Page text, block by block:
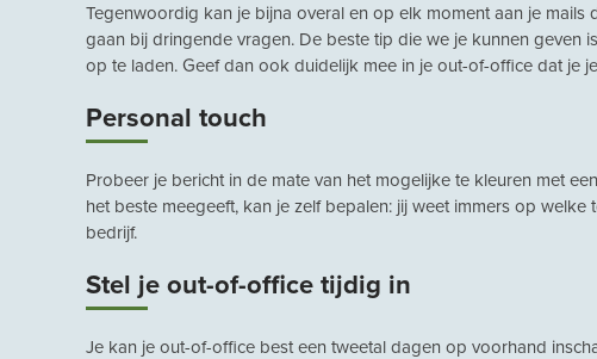
Tegenwoordig kan je bijna overal en op elk moment aan je
gaan bij dringende vragen. De beste tip die we je kunnen geven
op te laden. Geef dan ook duidelijk mee in je out-of-office dat je
Personal touch
Probeer je bericht in de mate van het mogelijke te kleuren met
het beste meegeeft, kan je zelf bepalen: jij weet immers op
bedrijf.
Stel je out-of-office tijdig in
Je kan je out-of-office best een tweetal dagen op voorhand